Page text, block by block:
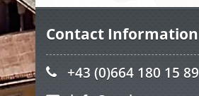
Contact Information
+43 (0)664 180 15 89